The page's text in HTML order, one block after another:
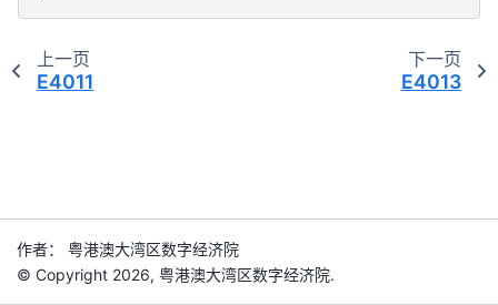
上一页
E4011
下一页
E4013
作者： 粤港澳大湾区数字经济院
© Copyright 2026, 粤港澳大湾区数字经济院.